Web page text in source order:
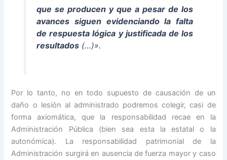
que se producen y que a pesar de los
avances siguen evidenciando la falta
de respuesta lógica y justificada de los
resultados(…)».
Por lo tanto, no en todo supuesto de causación de un
daño o lesión al administrado podremos colegir, casi de
forma axiomática, que la responsabilidad recae en la
Administración Pública (bien sea esta la estatal o la
autonómica). La responsabilidad patrimonial de la
Administración surgirá en ausencia de fuerza mayor y caso